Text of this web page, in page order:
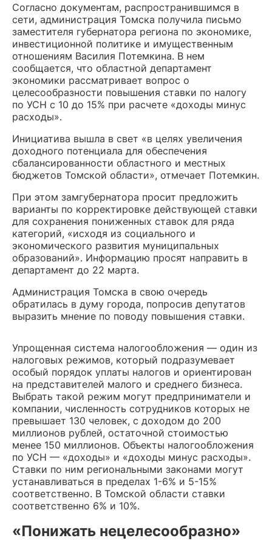
Согласно документам, распространившимся в
сети, администрация Томска получила письмо
заместителя губернатора региона по экономике,
инвестиционной политике и имущественным
отношениям Василия Потемкина. В нем
сообщается, что областной департамент
экономики рассматривает вопрос о
целесообразности повышения ставки по налогу
по УСН с 10 до 15% при расчете «доходы минус
расходы».
Инициатива вышла в свет «в целях увеличения
доходного потенциала для обеспечения
сбалансированности областного и местных
бюджетов Томской области», отмечает Потемкин.
При этом замгубернатора просит предложить
варианты по корректировке действующей ставки
для сохранения пониженных ставок для ряда
категорий, «исходя из социального и
экономического развития муниципальных
образований». Информацию просят направить в
департамент до 22 марта.
Администрация Томска в свою очередь
обратилась в думу города, попросив депутатов
выразить мнение по поводу повышения ставки.
Упрощенная система налогообложения — один из
налоговых режимов, который подразумевает
особый порядок уплаты налогов и ориентирован
на представителей малого и среднего бизнеса.
Выбрать такой режим могут предприниматели и
компании, численность сотрудников которых не
превышает 130 человек, с доходом до 200
миллионов рублей, остаточной стоимостью
менее 150 миллионов. Объекты налогообложения
по УСН — «доходы» и «доходы минус расходы».
Ставки по ним региональными законами могут
устанавливаться в пределах 1-6% и 5-15%
соответственно. В Томской области ставки
соответственно 6% и 10%.
«Понижать нецелесообразно»